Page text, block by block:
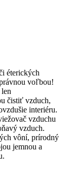
éterických
voľbou!
čistiť vzduch,
interiéru.
vzduchu
vzduch.
vôní, prírodný
jemnou a